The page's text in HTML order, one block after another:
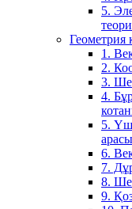
5.
Геометрия
1.
2.
3.
4.
5.
6.
7.
8.
9.